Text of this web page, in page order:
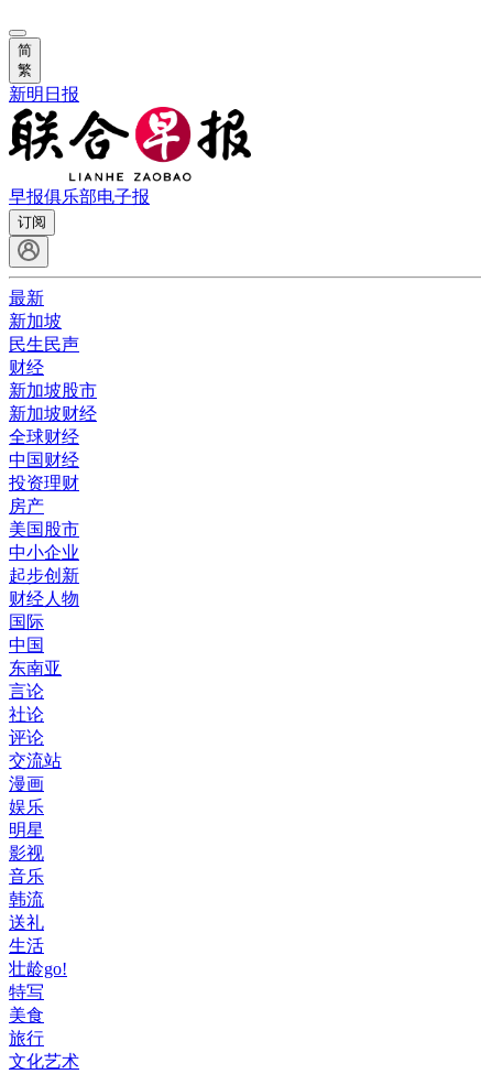
简
繁
新明日报
早报俱乐部电子报
订阅
最新
新加坡
民生民声
财经
新加坡股市
新加坡财经
全球财经
中国财经
投资理财
房产
美国股市
中小企业
起步创新
财经人物
国际
中国
东南亚
言论
社论
评论
交流站
漫画
娱乐
明星
影视
音乐
韩流
送礼
生活
壮龄go!
特写
美食
旅行
文化艺术